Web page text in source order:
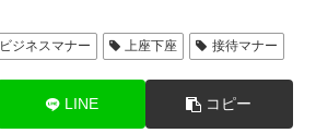
ビジネスマナー 上座下座 接待マナー
LINE コピー